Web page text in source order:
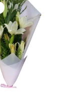
precio
actual
es:
$120,000.